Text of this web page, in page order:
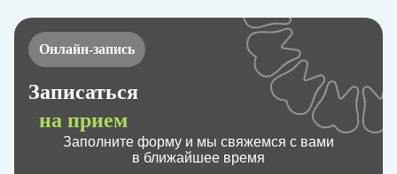
Онлайн-запись
Записаться
на прием
Заполните форму и мы свяжемся с вами
в ближайшее время